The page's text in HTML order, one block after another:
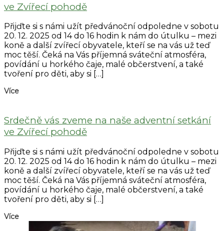
ve Zvířecí pohodě
Přijďte si s námi užít předvánoční odpoledne v sobotu
20. 12. 2025 od 14 do 16 hodin k nám do útulku – mezi
koně a další zvířecí obyvatele, kteří se na vás už teď
moc těší. Čeká na Vás příjemná sváteční atmosféra,
povídání u horkého čaje, malé občerstvení, a také
tvoření pro děti, aby si […]
Více
Srdečně vás zveme na naše adventní setkání
ve Zvířecí pohodě
Přijďte si s námi užít předvánoční odpoledne v sobotu
20. 12. 2025 od 14 do 16 hodin k nám do útulku – mezi
koně a další zvířecí obyvatele, kteří se na vás už teď
moc těší. Čeká na Vás příjemná sváteční atmosféra,
povídání u horkého čaje, malé občerstvení, a také
tvoření pro děti, aby si […]
Více